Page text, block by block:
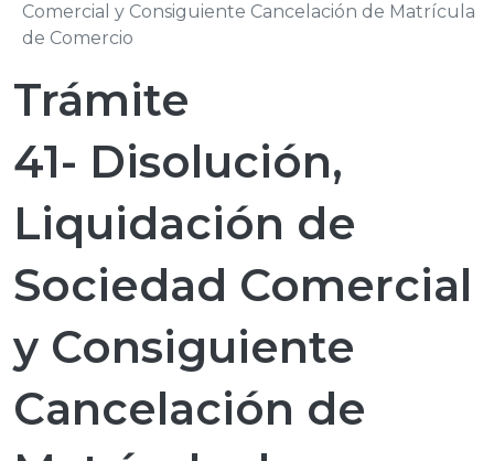
Comercial y Consiguiente Cancelación de Matrícula
de Comercio
Trámite
41- Disolución,
Liquidación de
Sociedad Comercial
y Consiguiente
Cancelación de